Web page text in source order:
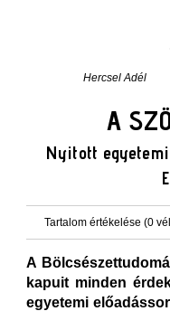
Hercsel Adél
A
Nyitott
Tartalom értékelése (0
A
kapuit minden
egyetemi